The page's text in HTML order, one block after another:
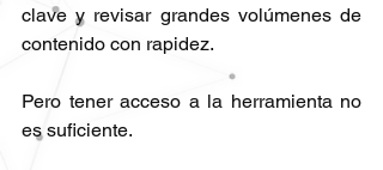
clave y revisar grandes volúmenes de
contenido con rapidez.
Pero tener acceso a la herramienta no
es suficiente.